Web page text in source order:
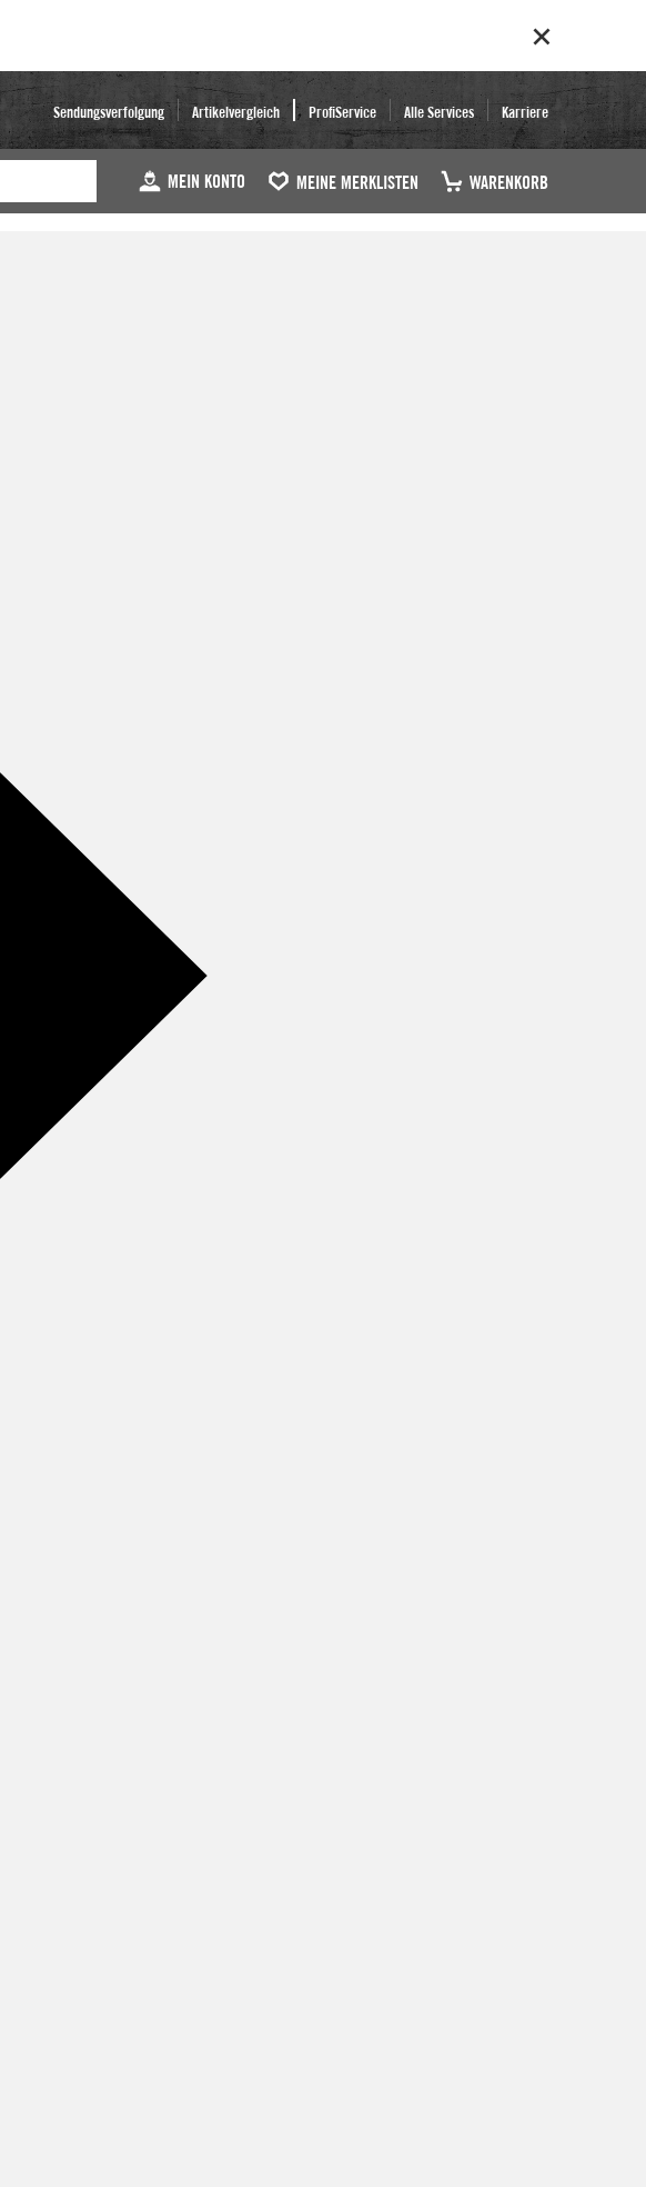
Sendungsverfolgung Artikelvergleich ProfiService Alle Services Karriere
MEIN KONTO MEINE MERKLISTEN WARENKORB